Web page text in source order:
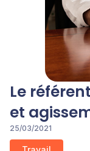
Le
et
25/03/2021